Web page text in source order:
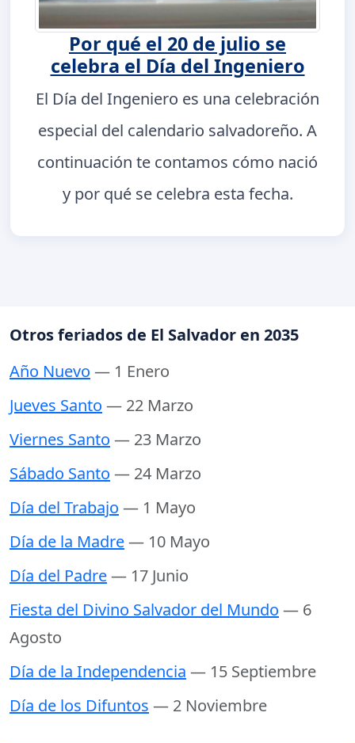
Por qué el 20 de julio se
celebra el Día del Ingeniero
El Día del Ingeniero es una celebración
especial del calendario salvadoreño. A
continuación te contamos cómo nació
y por qué se celebra esta fecha.
Otros feriados de El Salvador en 2035
Año Nuevo — 1 Enero
Jueves Santo — 22 Marzo
Viernes Santo — 23 Marzo
Sábado Santo — 24 Marzo
Día del Trabajo — 1 Mayo
Día de la Madre— 10 Mayo
Día del Padre— 17 Junio
Fiesta del Divino Salvador del Mundo — 6
Agosto
Día de la Independencia — 15 Septiembre
Día de los Difuntos — 2 Noviembre